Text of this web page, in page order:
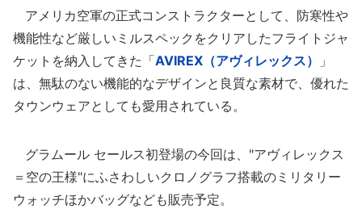
アメリカ空軍の正式コンストラクターとして、防寒性や
機能性など厳しいミルスペックをクリアしたフライトジャ
ケットを納入してきた「AVIREX（アヴィレックス）
」
は、無駄のない機能的なデザインと良質な素材で、優れた
タウンウェアとしても愛用されている。
グラムール セールス初登場の今回は、"アヴィレックス
＝空の王様"にふさわしいクロノグラフ搭載のミリタリー
ウォッチほかバッグなども販売予定。